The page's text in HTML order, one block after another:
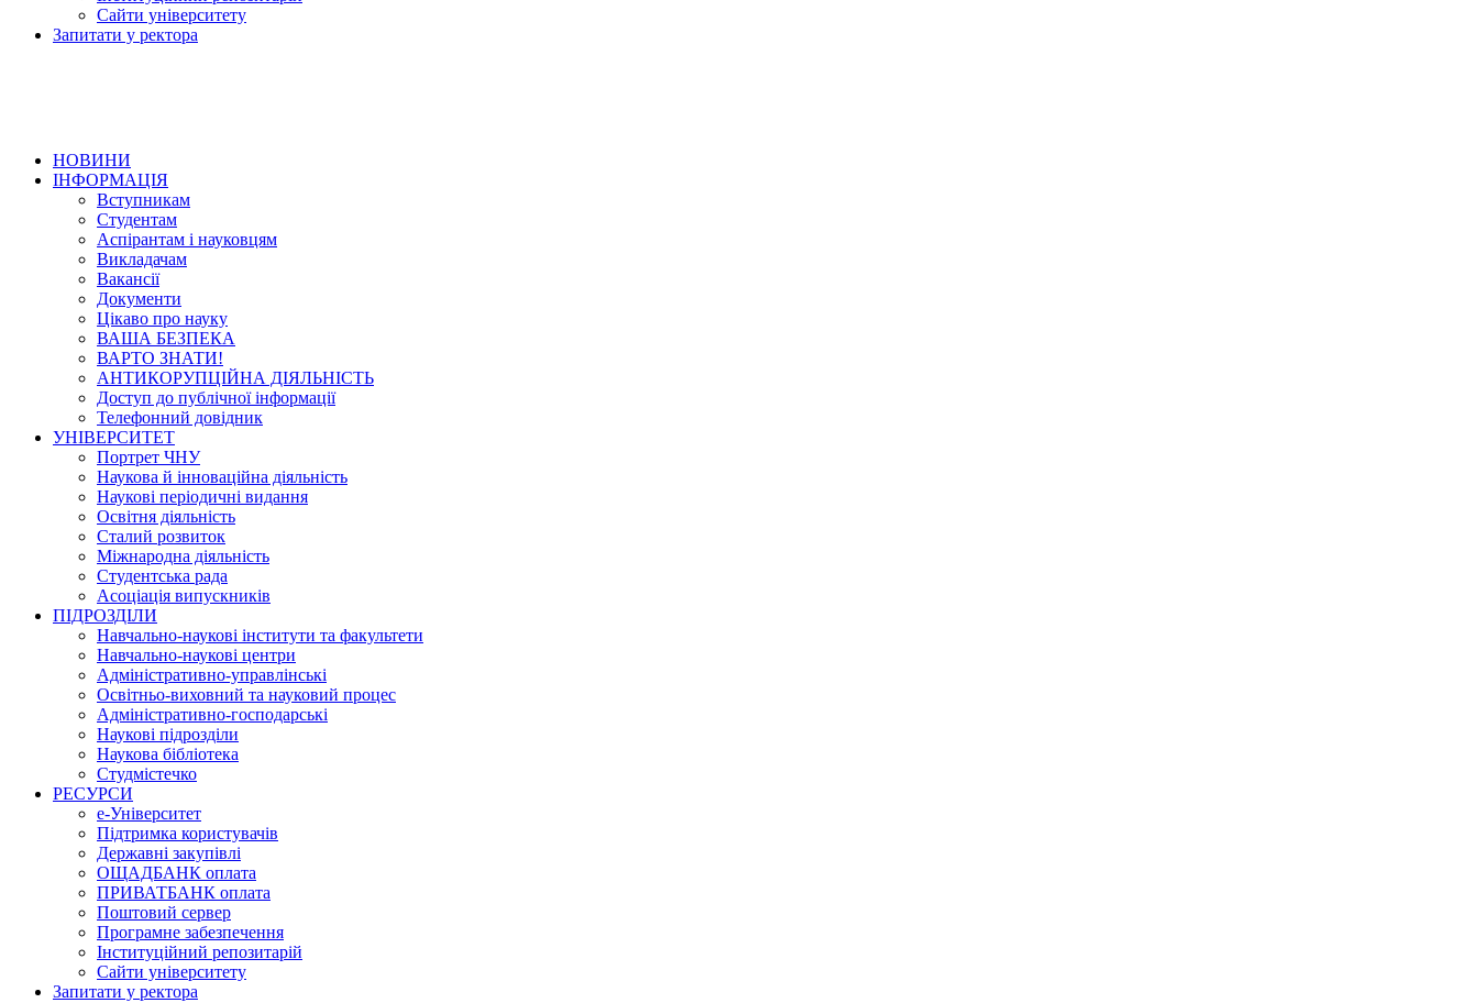
Сайти університету
Запитати у ректора
НОВИНИ
ІНФОРМАЦІЯ
Вступникам
Студентам
Аспірантам і науковцям
Викладачам
Вакансії
Документи
Цікаво про науку
ВАША БЕЗПЕКА
ВАРТО ЗНАТИ!
АНТИКОРУПЦІЙНА ДІЯЛЬНІСТЬ
Доступ до публічної інформації
Телефонний довідник
УНІВЕРСИТЕТ
Портрет ЧНУ
Наукова й інноваційна діяльність
Наукові періодичні видання
Освітня діяльність
Сталий розвиток
Міжнародна діяльність
Студентська рада
Асоціація випускників
ПІДРОЗДІЛИ
Навчально-наукові інститути та факультети
Навчально-наукові центри
Адміністративно-управлінські
Освітньо-виховний та науковий процес
Адміністративно-господарські
Наукові підрозділи
Наукова бібліотека
Студмістечко
РЕСУРСИ
е-Університет
Підтримка користувачів
Державні закупівлі
ОЩАДБАНК оплата
ПРИВАТБАНК оплата
Поштовий сервер
Програмне забезпечення
Інституційний репозитарій
Сайти університету
Запитати у ректора